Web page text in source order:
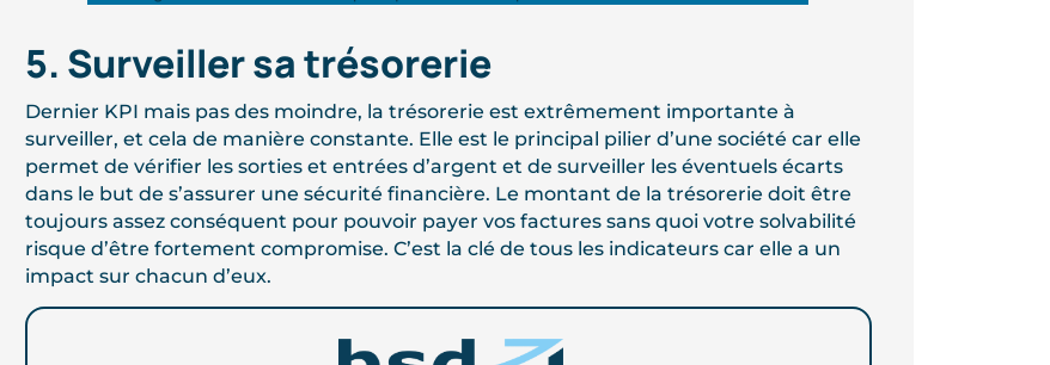
5. Surveiller sa trésorerie
Dernier KPI mais pas des moindre, la trésorerie est extrêmement importante à
surveiller, et cela de manière constante. Elle est le principal pilier d’une société car elle
permet de vérifier les sorties et entrées d’argent et de surveiller les éventuels écarts
dans le but de s’assurer une sécurité financière. Le montant de la trésorerie doit être
toujours assez conséquent pour pouvoir payer vos factures sans quoi votre solvabilité
risque d’être fortement compromise. C’est la clé de tous les indicateurs car elle a un
impact sur chacun d’eux.